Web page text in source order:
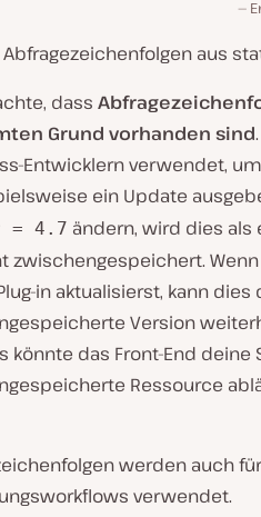
aus
dass
Grund vorhanden sind
Entwicklern verwendet,
ein Update
= 4.7 ändern, wird dies als
zwischengespeichert.
in aktualisierst, kann dies
Version
könnte das Front-End
Ressource
werden auch
verwendet.